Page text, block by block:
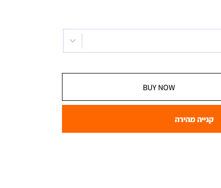
BUY NOW
קנייה מהירה